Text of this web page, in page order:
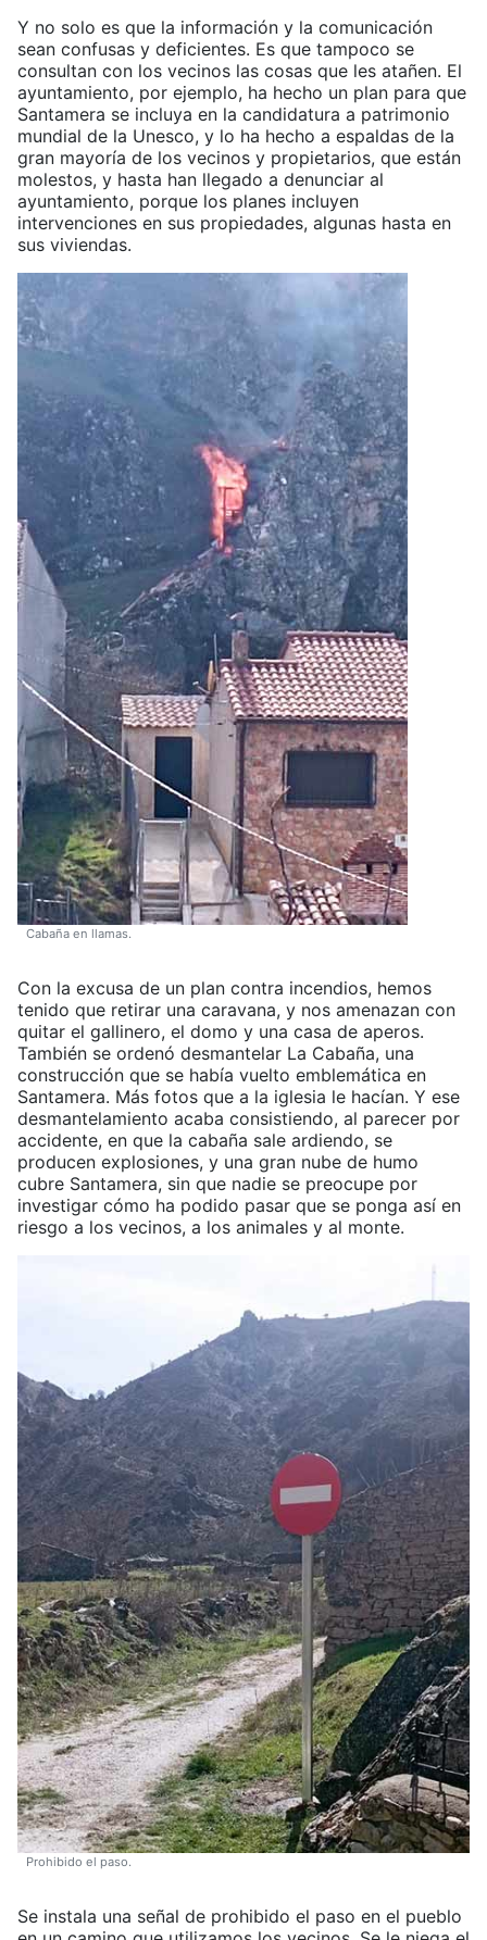
Y no solo es que la información y la comunicación
sean confusas y deficientes. Es que tampoco se
consultan con los vecinos las cosas que les atañen. El
ayuntamiento, por ejemplo, ha hecho un plan para que
Santamera se incluya en la candidatura a patrimonio
mundial de la Unesco, y lo ha hecho a espaldas de la
gran mayoría de los vecinos y propietarios, que están
molestos, y hasta han llegado a denunciar al
ayuntamiento, porque los planes incluyen
intervenciones en sus propiedades, algunas hasta en
sus viviendas.
Cabaña en llamas.
Con la excusa de un plan contra incendios, hemos
tenido que retirar una caravana, y nos amenazan con
quitar el gallinero, el domo y una casa de aperos.
También se ordenó desmantelar La Cabaña, una
construcción que se había vuelto emblemática en
Santamera. Más fotos que a la iglesia le hacían. Y ese
desmantelamiento acaba consistiendo, al parecer por
accidente, en que la cabaña sale ardiendo, se
producen explosiones, y una gran nube de humo
cubre Santamera, sin que nadie se preocupe por
investigar cómo ha podido pasar que se ponga así en
riesgo a los vecinos, a los animales y al monte.
Prohibido el paso.
Se instala una señal de prohibido el paso en el pueblo